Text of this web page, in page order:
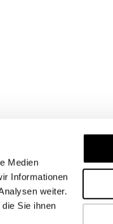
Medien
Informationen
weiter.
Sie ihnen
Zertifikate